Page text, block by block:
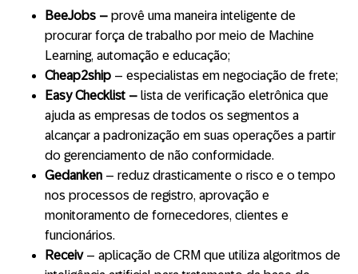
BeeJobs – provê uma maneira inteligente de
procurar força de trabalho por meio de Machine
Learning, automação e educação;
Cheap2ship – especialistas em negociação de frete;
Easy Checklist – lista de verificação eletrônica que
ajuda as empresas de todos os segmentos a
alcançar a padronização em suas operações a partir
do gerenciamento de não conformidade.
Gedanken – reduz drasticamente o risco e o tempo
nos processos de registro, aprovação e
monitoramento de fornecedores, clientes e
funcionários.
Receiv– aplicação de CRM que utiliza algoritmos de